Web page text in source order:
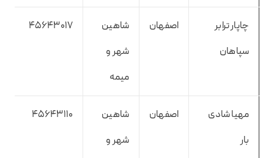
چاپار ترابر
سپاهان
اصفهان
شاهین
شهر و
میمه
45643017
مهیا شادی
بار
اصفهان
شاهین
شهر و
45643110